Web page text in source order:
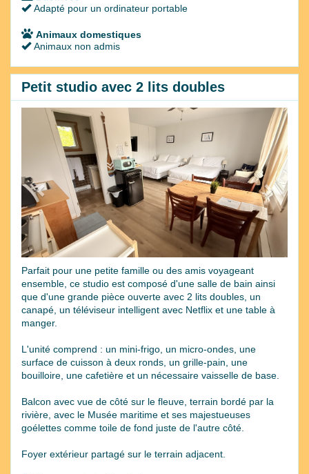
Adapté pour un ordinateur portable
Animaux domestiques
Animaux non admis
Petit studio avec 2 lits doubles
Previous
Next
Parfait pour une petite famille ou des amis voyageant
ensemble, ce studio est composé d'une salle de bain ainsi
que d'une grande pièce ouverte avec 2 lits doubles, un
canapé, un téléviseur intelligent avec Netflix et une table à
manger.
L'unité comprend : un mini-frigo, un micro-ondes, une
surface de cuisson à deux ronds, un grille-pain, une
bouilloire, une cafetière et un nécessaire vaisselle de base.
Balcon avec vue de côté sur le fleuve, terrain bordé par la
rivière, avec le Musée maritime et ses majestueuses
goélettes comme toile de fond juste de l'autre côté.
Foyer extérieur partagé sur le terrain adjacent.